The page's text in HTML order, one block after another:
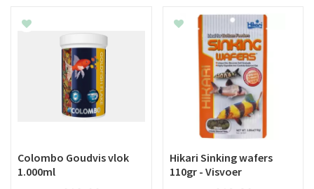
Colombo Goudvis vlok
1.000ml
Hikari Sinking wafers
110gr - Visvoer